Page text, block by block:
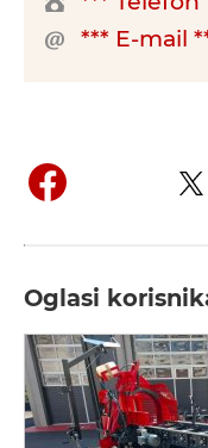
*** E-mail
Oglasi